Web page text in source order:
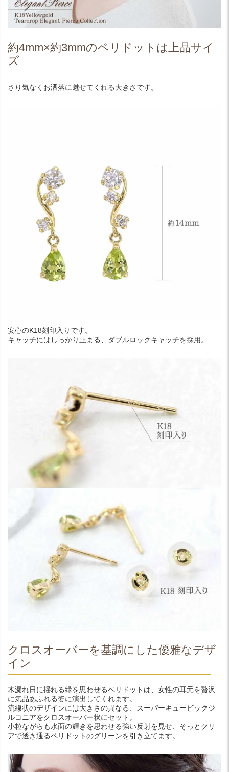
約4mm×約3mmのペリドットは上品サイ
ズ
さり気なくお洒落に魅せてくれる大きさです。
安心のK18刻印入りです。
キャッチにはしっかり止まる、ダブルロックキャッチを採用。
クロスオーバーを基調にした優雅なデザ
イン
木漏れ日に揺れる緑を思わせるペリドットは、女性の耳元を贅沢
に気品あふれる姿に演出してくれます。
流線状のデザインには大きさの異なる、スーパーキュービックジ
ルコニアをクロスオーバー状にセット。
小粒ながらも水面の輝きを思わせる強い反射を見せ、そっとクリ
アで透き通るペリドットのグリーンを引き立てます。